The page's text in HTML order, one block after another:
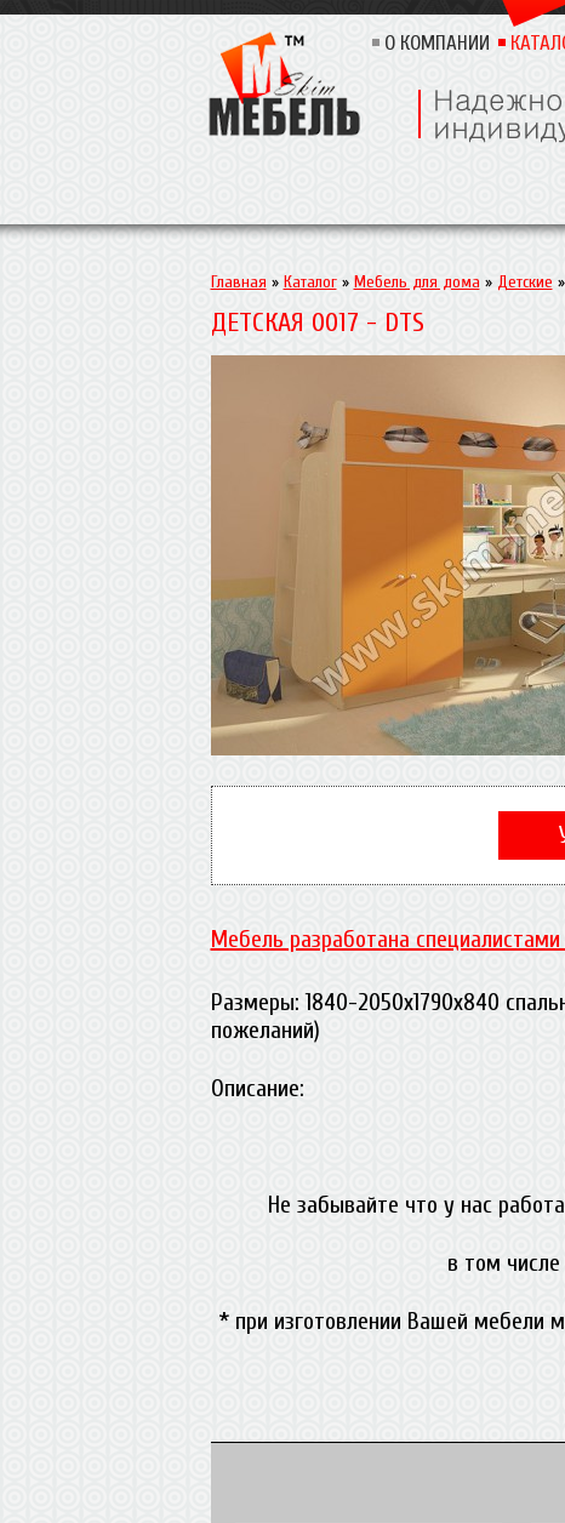
О КОМПАНИИ
Главная » Каталог» Мебель для дома » Детские »
ДЕТСКАЯ 0017 - DTS
Мебель разработана
Размеры: 1840-2050х1790х840
пожеланий)
Описание:
Не забывайте что у нас
в том
* при изготовлении Вашей мебели